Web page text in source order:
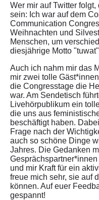
Wer mir auf Twitter
sein: Ich war auf dem
Communication
Weihnachten und
Menschen, um
diesjährige Motto
Auch ich nahm mir das
mir zwei tolle
die Congresstage die
war. Am Sendetisch
Livehörpublikum ein
die uns aus
beschäftigt haben.
Frage nach der
auch so schöne Dinge
Jahres. Die Gedanken
und mir Kraft für ein
freue mich sehr, sie auf
können. Auf euer
gespannt!